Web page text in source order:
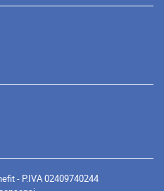
- P.IVA 02409740244